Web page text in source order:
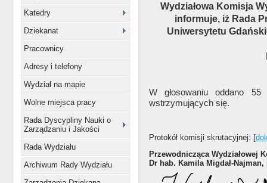
Katedry
Dziekanat
Pracownicy
Adresy i telefony
Wydział na mapie
Wolne miejsca pracy
Rada Dyscypliny Nauki o
Zarządzaniu i Jakości
Rada Wydziału
Archiwum Rady Wydziału
Wydziałowa Komisja
informuje, iż Rada
Uniwersytetu
W głosowaniu oddano
wstrzymujących się.
Protokół komisji skrutacyjnej: [
Przewodnicząca Wydziałowej
Dr hab. Kamila Migdał-Najman,